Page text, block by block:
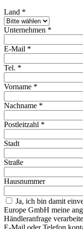
Land *
Unternehmen *
E-Mail *
Tel. *
Vorname *
Nachname *
Postleitzahl *
Stadt
Straße
Hausnummer
Ja, ich bin damit
Europe GmbH meine
Händleranfrage
E-Mail oder Telefon